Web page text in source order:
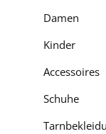
Damen
Kinder
Accessoires
Schuhe